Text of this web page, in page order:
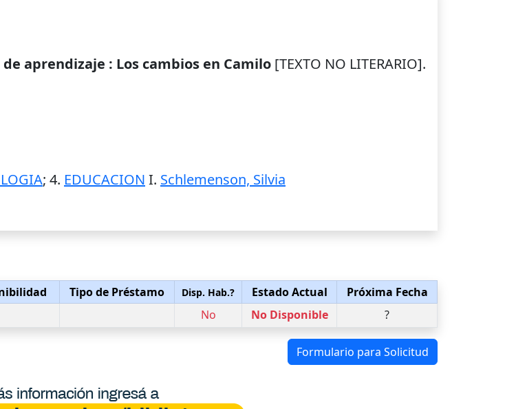
aprendizaje : Los cambios en Camilo [TEXTO NO LITERARIO].
; 4. EDUCACION I. Schlemenson, Silvia
Tipo de Préstamo Disp. Hab.? Estado Actual
Próxima Fecha
No No Disponible ?
Formulario para Solicitud